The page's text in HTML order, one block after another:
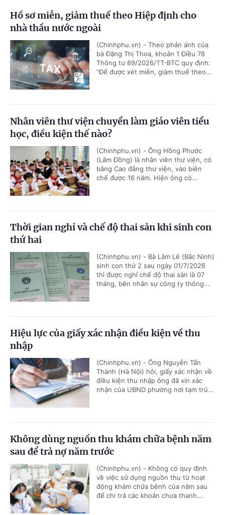
Hồ sơ miễn, giảm thuế theo Hiệp định cho
nhà thầu nước ngoài
(Chinhphu.vn) - Theo phản ánh của
bà Đặng Thị Thoa, khoản 1 Điều 78
Thông tư 89/2026/TT-BTC quy định:
"Để được xét miễn, giảm thuế theo...
Nhân viên thư viện chuyển làm giáo viên tiểu
học, điều kiện thế nào?
(Chinhphu.vn) - Ông Hồng Phước
(Lâm Đồng) là nhân viên thư viện, có
bằng Cao đẳng thư viện, vào biên
chế được 16 năm. Hiện ông có...
Thời gian nghỉ và chế độ thai sản khi sinh con
thứ hai
(Chinhphu.vn) - Bà Lâm Lê (Bắc Ninh)
sinh con thứ 2 sau ngày 01/7/2026
thì được nghỉ chế độ thai sản là 07
tháng, bên nhân sự công ty thông...
Hiệu lực của giấy xác nhận điều kiện về thu
nhập
(Chinhphu.vn) - Ông Nguyễn Tấn
Thành (Hà Nội) hỏi, giấy xác nhận về
điều kiện thu nhập ông đã xin xác
nhận của UBND phường nơi tạm trú...
Không dùng nguồn thu khám chữa bệnh năm
sau để trả nợ năm trước
(Chinhphu.vn) - Không có quy định
về việc sử dụng nguồn thu từ hoạt
động khám chữa bệnh của năm sau
để chi trả các khoản chưa thanh...